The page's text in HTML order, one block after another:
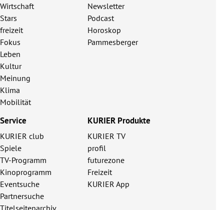
Wirtschaft
Stars
freizeit
Fokus
Leben
Kultur
Meinung
Klima
Mobilität
Newsletter
Podcast
Horoskop
Pammesberger
Service
KURIER club
Spiele
TV-Programm
Kinoprogramm
Eventsuche
Partnersuche
Titelseitenarchiv
KURIER Produkte
KURIER TV
profil
futurezone
Freizeit
KURIER App